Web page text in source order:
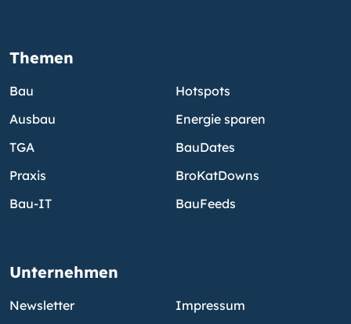
Themen
Bau
Ausbau
TGA
Praxis
Bau-IT
Hotspots
Energie sparen
BauDates
BroKatDowns
BauFeeds
Unternehmen
Newsletter
Impressum